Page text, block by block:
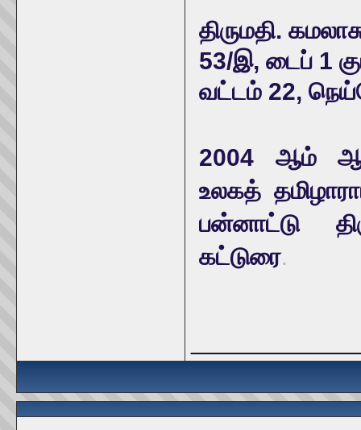
திருமதி.
53/இ, டைப் 1
வட்டம் 22,
2004 ஆம்
உலகத்
பன்னாட்டு
கட்டுரை.